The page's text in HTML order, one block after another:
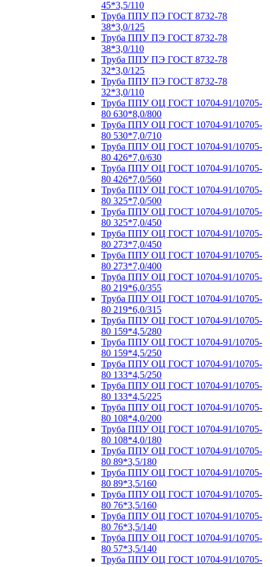
45*3,5/110
Труба ППУ ПЭ ГОСТ 8732-78
38*3,0/125
Труба ППУ ПЭ ГОСТ 8732-78
38*3,0/110
Труба ППУ ПЭ ГОСТ 8732-78
32*3,0/125
Труба ППУ ПЭ ГОСТ 8732-78
32*3,0/110
Труба ППУ ОЦ ГОСТ 10704-91/10705-
80 630*8,0/800
Труба ППУ ОЦ ГОСТ 10704-91/10705-
80 530*7,0/710
Труба ППУ ОЦ ГОСТ 10704-91/10705-
80 426*7,0/630
Труба ППУ ОЦ ГОСТ 10704-91/10705-
80 426*7,0/560
Труба ППУ ОЦ ГОСТ 10704-91/10705-
80 325*7,0/500
Труба ППУ ОЦ ГОСТ 10704-91/10705-
80 325*7,0/450
Труба ППУ ОЦ ГОСТ 10704-91/10705-
80 273*7,0/450
Труба ППУ ОЦ ГОСТ 10704-91/10705-
80 273*7,0/400
Труба ППУ ОЦ ГОСТ 10704-91/10705-
80 219*6,0/355
Труба ППУ ОЦ ГОСТ 10704-91/10705-
80 219*6,0/315
Труба ППУ ОЦ ГОСТ 10704-91/10705-
80 159*4,5/280
Труба ППУ ОЦ ГОСТ 10704-91/10705-
80 159*4,5/250
Труба ППУ ОЦ ГОСТ 10704-91/10705-
80 133*4,5/250
Труба ППУ ОЦ ГОСТ 10704-91/10705-
80 133*4,5/225
Труба ППУ ОЦ ГОСТ 10704-91/10705-
80 108*4,0/200
Труба ППУ ОЦ ГОСТ 10704-91/10705-
80 108*4,0/180
Труба ППУ ОЦ ГОСТ 10704-91/10705-
80 89*3,5/180
Труба ППУ ОЦ ГОСТ 10704-91/10705-
80 89*3,5/160
Труба ППУ ОЦ ГОСТ 10704-91/10705-
80 76*3,5/160
Труба ППУ ОЦ ГОСТ 10704-91/10705-
80 76*3,5/140
Труба ППУ ОЦ ГОСТ 10704-91/10705-
80 57*3,5/140
Труба ППУ ОЦ ГОСТ 10704-91/10705-